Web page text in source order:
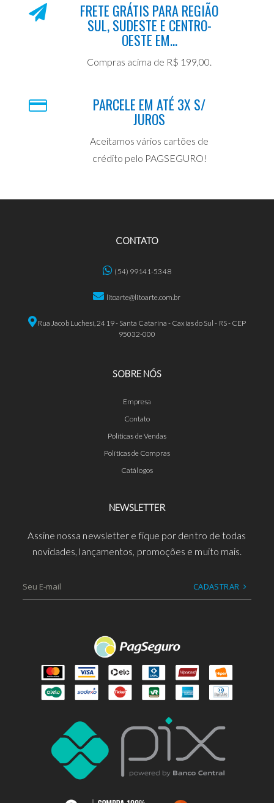
FRETE GRÁTIS PARA REGIÃO
SUL, SUDESTE E CENTRO-
OESTE EM...
Compras acima de R$ 199,00.
PARCELE EM ATÉ 3X S/
JUROS
Aceitamos vários cartões de
crédito pelo PAGSEGURO!
CONTATO
(54) 99141-5348
litoarte@litoarte.com.br
Rua Jacob Luchesi, 2419 - Santa Catarina - Caxias do Sul - RS - CEP
95032-000
SOBRE NÓS
Empresa
Contato
Políticas de Vendas
Políticas de Compras
Catálogos
NEWSLETTER
Assine nossa newsletter e fique por dentro de todas
novidades, lançamentos, promoções e muito mais.
CADASTRAR